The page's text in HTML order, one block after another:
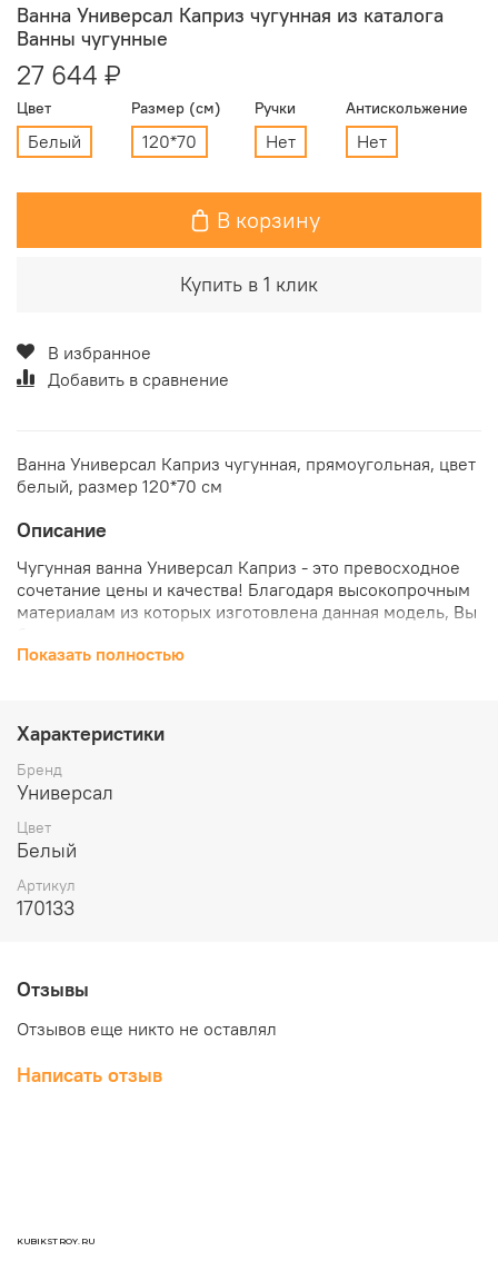
Ванна Универсал Каприз чугунная из каталога
Ванны чугунные
27 644 ₽
Цвет
Белый
Размер (см)
120*70
Ручки
Нет
Антискольжение
Нет
В корзину
Купить в 1 клик
В избранное
Добавить в сравнение
Ванна Универсал Каприз чугунная, прямоугольная, цвет
белый, размер 120*70 см
Описание
Чугунная ванна Универсал Каприз - это превосходное
сочетание цены и качества! Благодаря высокопрочным
материалам из которых изготовлена данная модель, Вы
каждый день, а минималистичный дизайн, придаст
Универсал Каприз можно в нашем интернет-магазине
«КубикСтрой».
Показать полностью
Характеристики
Бренд
Универсал
Цвет
Белый
Артикул
170133
Отзывы
Отзывов еще никто не оставлял
Написать отзыв
KUBIKSTROY.RU